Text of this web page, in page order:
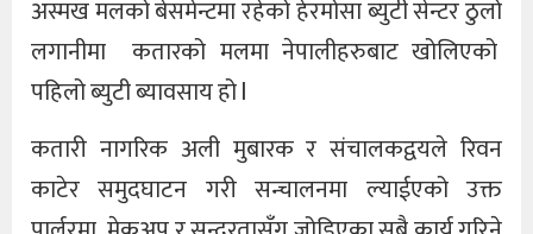
अस्मख मलको बेसमेन्टमा रहेको हेरमोसा ब्युटी सेन्टर ठुलो
लगानीमा कतारको मलमा नेपालीहरुबाट खोलिएको
पहिलो ब्युटी ब्यावसाय हो l
कतारी नागरिक अली मुबारक र संचालकद्वयले रिवन
काटेर समुदघाटन गरी सन्चालनमा ल्याईएको उक्त